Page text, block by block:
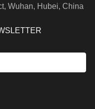
Wuhan, Hubei, China